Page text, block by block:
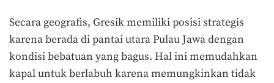
Secara geografis, Gresik memiliki posisi strategis
karena berada di pantai utara Pulau Jawa dengan
kondisi bebatuan yang bagus. Hal ini memudahkan
kapal untuk berlabuh karena memungkinkan tidak